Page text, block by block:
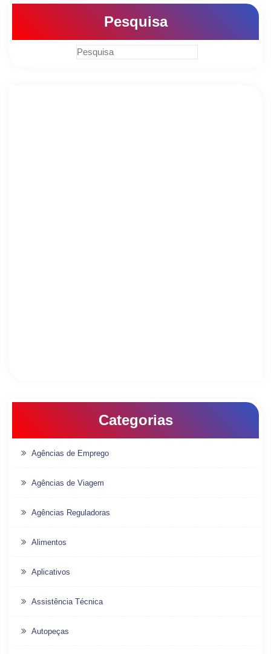
Pesquisa
Categorias
Agências de Emprego
Agências de Viagem
Agências Reguladoras
Alimentos
Aplicativos
Assistência Técnica
Autopeças